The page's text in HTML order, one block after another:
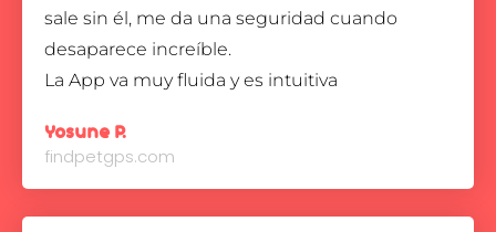
sale sin él, me da una seguridad cuando
desaparece increíble.
La App va muy fluida y es intuitiva
Yosune P.
findpetgps.com